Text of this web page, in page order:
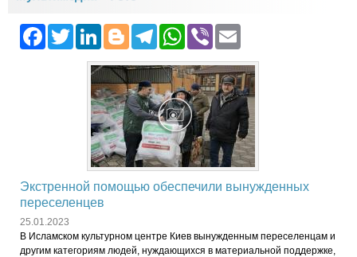
Facebook
Twitter
LinkedIn
Blogger
Telegram
WhatsApp
Viber
Экстренной помощью обеспечили вынужденных
переселенцев
25.01.2023
В Исламском культурном центре Киев вынужденным переселенцам и
другим категориям людей, нуждающихся в материальной поддержке,